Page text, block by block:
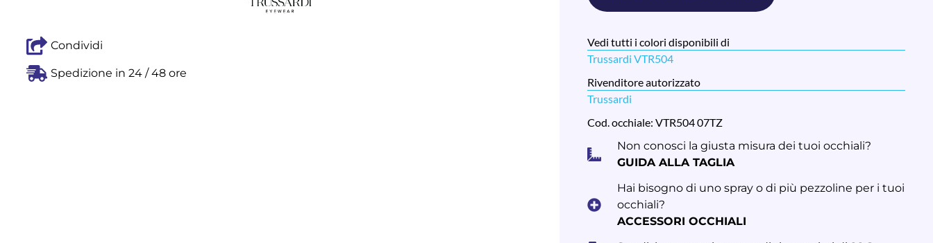
Condividi
Spedizione in 24 / 48 ore
Vedi tutti i colori disponibili di
Trussardi VTR504
Rivenditore autorizzato
Trussardi
Cod. occhiale: VTR504 07TZ
Non conosci la giusta misura dei tuoi occhiali?
GUIDA ALLA TAGLIA
Hai bisogno di uno spray o di più pezzoline per i tuoi
occhiali?
ACCESSORI OCCHIALI